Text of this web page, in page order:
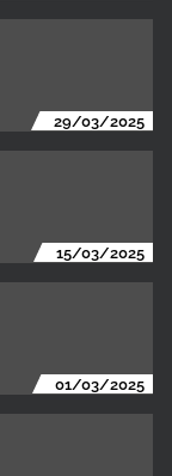
29/03/2025
15/03/2025
01/03/2025